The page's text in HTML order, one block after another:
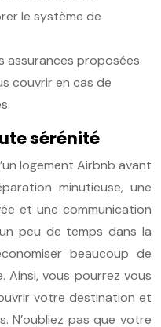
le système de
assurances proposées
couvrir en cas de
sérénité
logement Airbnb avant
minutieuse, une
et une communication
peu de temps dans la
beaucoup de
Ainsi, vous pourrez vous
votre destination et
N’oubliez pas que votre